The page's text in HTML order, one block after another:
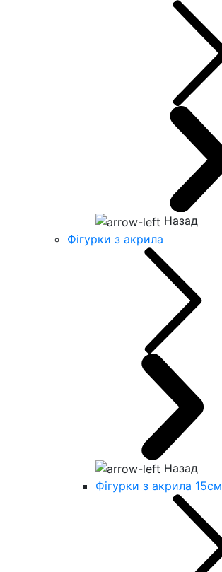
Назад
Фігурки з акрила
Назад
Фігурки з акрила 15см